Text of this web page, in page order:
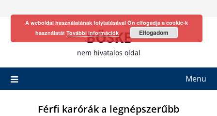
BÖSKE
nem hivatalos oldal
Menu
Férfi karórák a legnépszerűbb
A weboldal használatának folytatásával Ön elfogadja a cookie-k
használatát További információk Elfogadom